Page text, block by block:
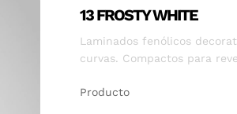
13 FROSTY WHITE
Laminados fenólicos
curvas. Compactos para
Producto